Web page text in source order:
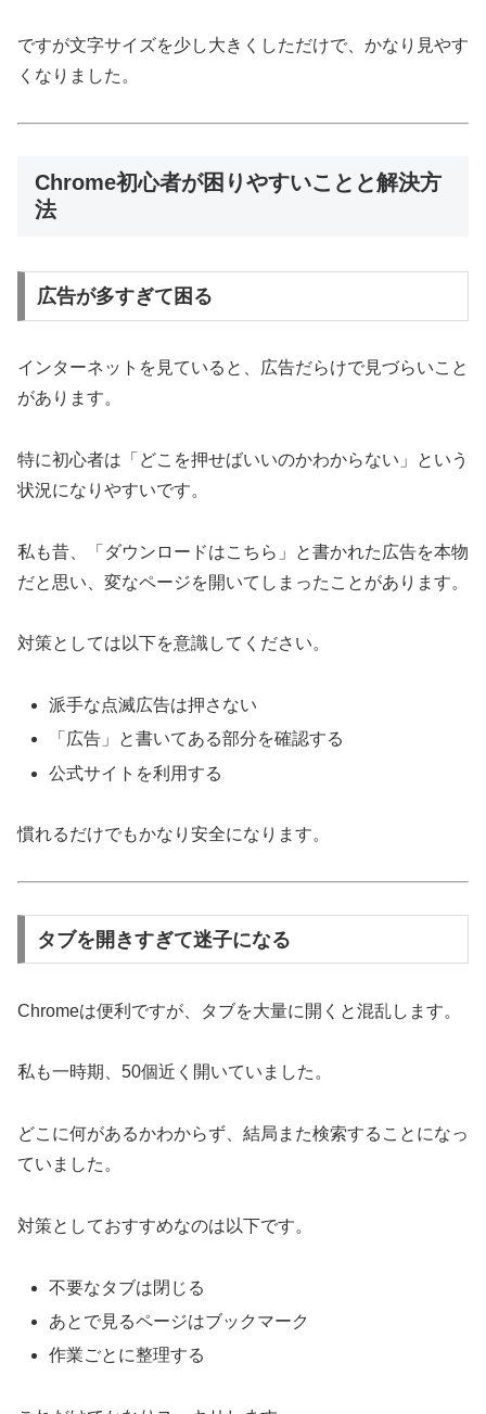
ですが文字サイズを少し大きくしただけで、かなり見やす
くなりました。
Chrome初心者が困りやすいことと解決方
法
広告が多すぎて困る
インターネットを見ていると、広告だらけで見づらいこと
があります。
特に初心者は「どこを押せばいいのかわからない」という
状況になりやすいです。
私も昔、「ダウンロードはこちら」と書かれた広告を本物
だと思い、変なページを開いてしまったことがあります。
対策としては以下を意識してください。
派手な点滅広告は押さない
「広告」と書いてある部分を確認する
公式サイトを利用する
慣れるだけでもかなり安全になります。
タブを開きすぎて迷子になる
Chromeは便利ですが、タブを大量に開くと混乱します。
私も一時期、50個近く開いていました。
どこに何があるかわからず、結局また検索することになっ
ていました。
対策としておすすめなのは以下です。
不要なタブは閉じる
あとで見るページはブックマーク
作業ごとに整理する